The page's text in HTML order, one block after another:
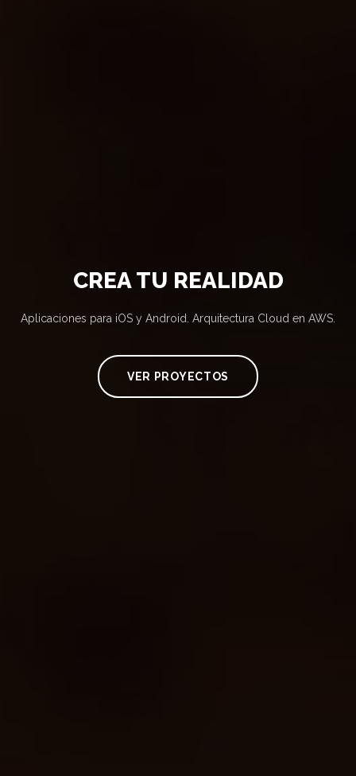
CREA TU REALIDAD
Aplicaciones para iOS y Android. Arquitectura Cloud en AWS.
VER PROYECTOS